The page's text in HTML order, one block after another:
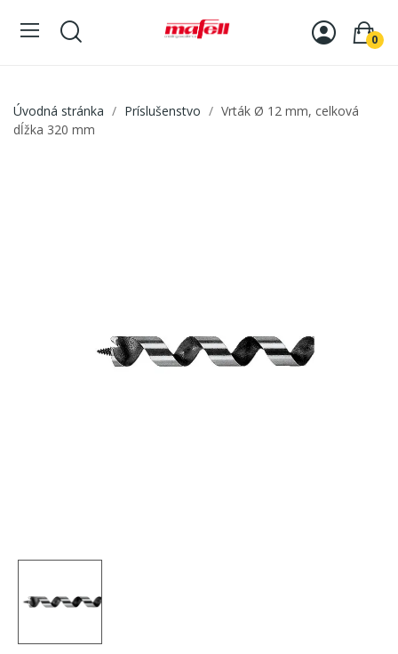
0
Úvodná stránka Príslušenstvo
Vrták Ø 12 mm, celková
dĺžka 320 mm